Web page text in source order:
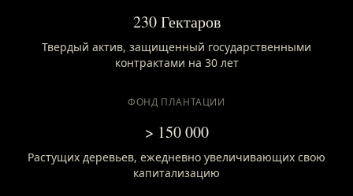
230 Гектаров
Твердый актив, защищенный государственными
контрактами на 30 лет
ФОНД ПЛАНТАЦИИ
> 150 000
Растущих деревьев, ежедневно увеличивающих свою
капитализацию